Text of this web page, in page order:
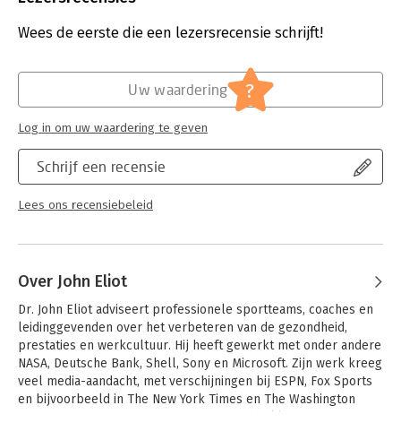
advocatenkantoren en overheidsinstanties werkt op het gebied
succesvolle bemiddelingszaken geleid in familie-, organisatie-,
en overheidsgeschillen. Daarnaast traint drs. Guinn persoonlijk
ceo's uit alle lagen van de samenleving, waaronder ook talloze
beroemdheden en sporticonen.
Uitgever:
Spectrum
Psychologie
Wees de eerste die een lezersrecensie schrijft!
Schrijf een recensie
Lees ons recensiebeleid
Uw waardering ?
Log in om uw waardering te geven
Over John Eliot
Dr. John Eliot adviseert professionele sportteams, coaches en
leidinggevenden over het verbeteren van de gezondheid,
prestaties en werkcultuur. Hij heeft gewerkt met onder andere
NASA, Deutsche Bank, Shell, Sony en Microsoft. Zijn werk kreeg
veel media-aandacht, met verschijningen bij ESPN, Fox Sports
en bijvoorbeeld in The New York Times en The Washington